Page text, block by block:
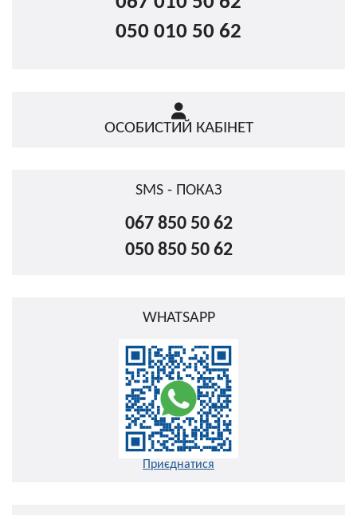
050 010 50 62
ОСОБИСТИЙ КАБІНЕТ
SMS - ПОКАЗ
067 850 50 62
050 850 50 62
WHATSAPP
Приєднатися